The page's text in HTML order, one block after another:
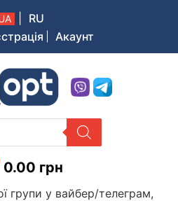
RU
Акаунт
платформа в Україні
0.00 грн
групи у вайбер/телеграм,